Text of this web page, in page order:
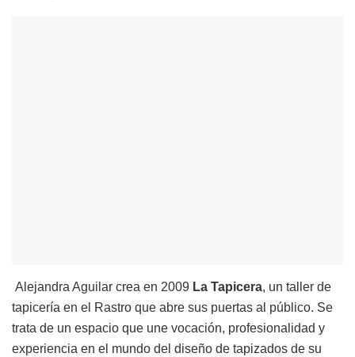
Alejandra Aguilar crea en 2009 La Tapicera, un taller de
tapicería en el Rastro que abre sus puertas al público. Se
trata de un espacio que une vocación, profesionalidad y
experiencia en el mundo del diseño de tapizados de su